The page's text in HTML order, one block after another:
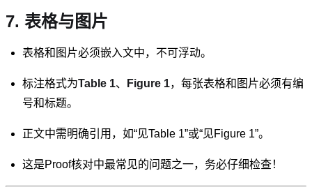
7. 表格与图片
表格和图片必须嵌入文中，不可浮动。
标注格式为Table 1、 Figure 1，每张表格和图片必须有编
号和标题。
正文中需明确引用，如“见Table 1”或“见Figure 1”。
这是Proof核对中最常见的问题之一，务必仔细检查！